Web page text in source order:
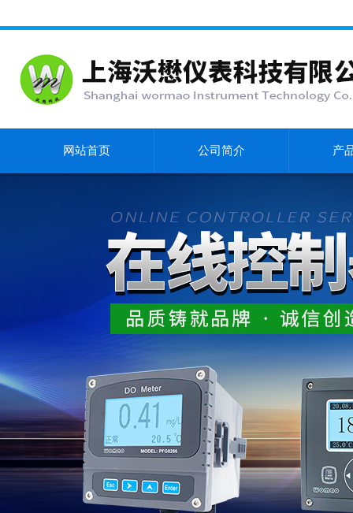
网站首页 公司简介 产